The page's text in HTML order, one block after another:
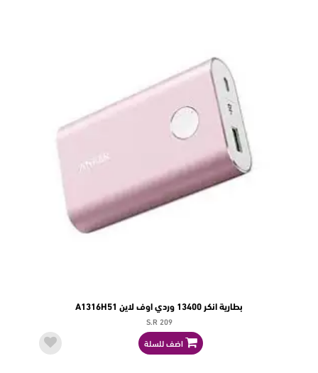
بطارية انكر 13400 وردي اوف لاين A1316H51
S.R 209
اضف للسلة